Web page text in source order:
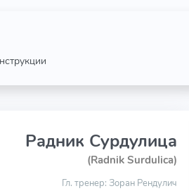
Радник Сурдулица
(Radnik Surdulica)
Гл. тренер: Зоран Рендулич